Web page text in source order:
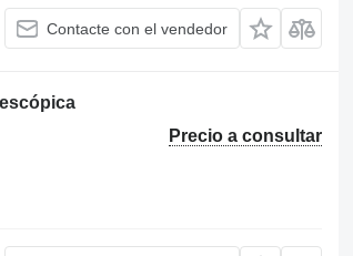
Contacte con el vendedor
Precio a consultar